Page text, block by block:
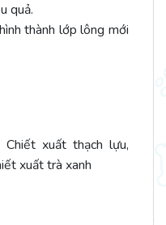
quả.
thành lớp lông mới
Chiết xuất thạch lựu,
xuất trà xanh